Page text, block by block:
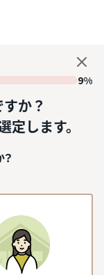
9%
か？
定します。